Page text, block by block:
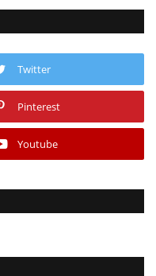
Twitter
Pinterest
Youtube